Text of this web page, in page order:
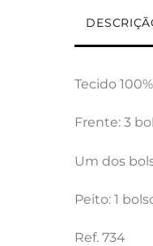
Tecido
Frente: 3
Um dos
Peito: 1
Ref. 734